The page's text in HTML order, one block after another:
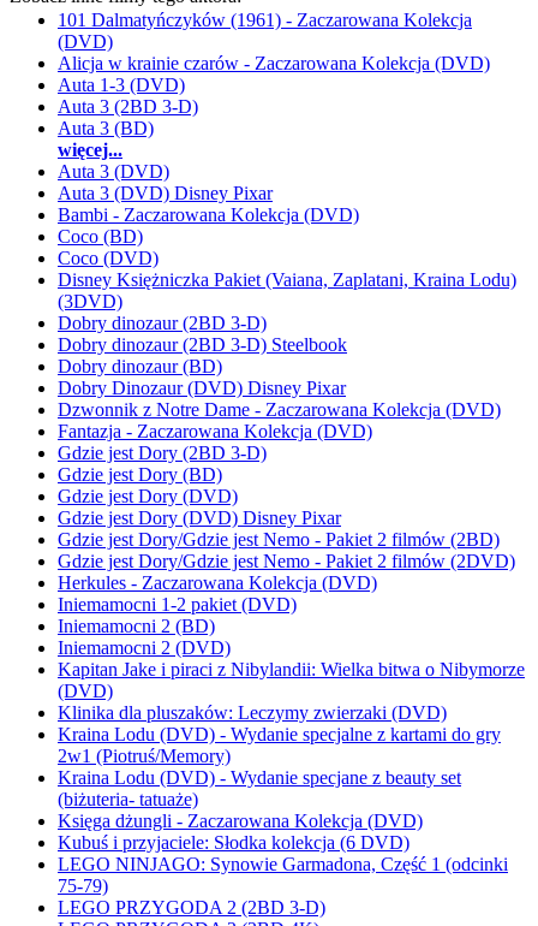
101 Dalmatyńczyków (1961) - Zaczarowana Kolekcja
(DVD)
Alicja w krainie czarów - Zaczarowana Kolekcja (DVD)
Auta 1-3 (DVD)
Auta 3 (2BD 3-D)
Auta 3 (BD)
więcej...
Auta 3 (DVD)
Auta 3 (DVD) Disney Pixar
Bambi - Zaczarowana Kolekcja (DVD)
Coco (BD)
Coco (DVD)
Disney Księżniczka Pakiet (Vaiana, Zaplatani, Kraina Lodu)
(3DVD)
Dobry dinozaur (2BD 3-D)
Dobry dinozaur (2BD 3-D) Steelbook
Dobry dinozaur (BD)
Dobry Dinozaur (DVD) Disney Pixar
Dzwonnik z Notre Dame - Zaczarowana Kolekcja (DVD)
Fantazja - Zaczarowana Kolekcja (DVD)
Gdzie jest Dory (2BD 3-D)
Gdzie jest Dory (BD)
Gdzie jest Dory (DVD)
Gdzie jest Dory (DVD) Disney Pixar
Gdzie jest Dory/Gdzie jest Nemo - Pakiet 2 filmów (2BD)
Gdzie jest Dory/Gdzie jest Nemo - Pakiet 2 filmów (2DVD)
Herkules - Zaczarowana Kolekcja (DVD)
Iniemamocni 1-2 pakiet (DVD)
Iniemamocni 2 (BD)
Iniemamocni 2 (DVD)
Kapitan Jake i piraci z Nibylandii: Wielka bitwa o Nibymorze
(DVD)
Klinika dla pluszaków: Leczymy zwierzaki (DVD)
Kraina Lodu (DVD) - Wydanie specjalne z kartami do gry
2w1 (Piotruś/Memory)
Kraina Lodu (DVD) - Wydanie specjane z beauty set
(biżuteria- tatuaże)
Księga dżungli - Zaczarowana Kolekcja (DVD)
Kubuś i przyjaciele: Słodka kolekcja (6 DVD)
LEGO NINJAGO: Synowie Garmadona, Część 1 (odcinki
75-79)
LEGO PRZYGODA 2 (2BD 3-D)